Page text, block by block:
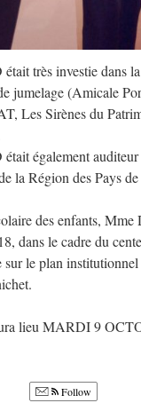
très investie dans
jumelage (Amicale
Les Sirènes du
également auditeur
la Région des Pays
des enfants,
dans le cadre du
sur le plan
lieu MARDI 9
Follow